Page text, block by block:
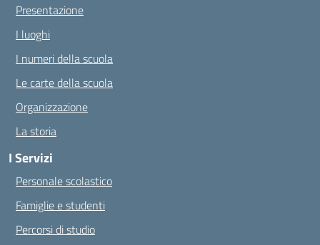
Presentazione
I luoghi
I numeri della scuola
Le carte della scuola
Organizzazione
La storia
I Servizi
Personale scolastico
Famiglie e studenti
Percorsi di studio